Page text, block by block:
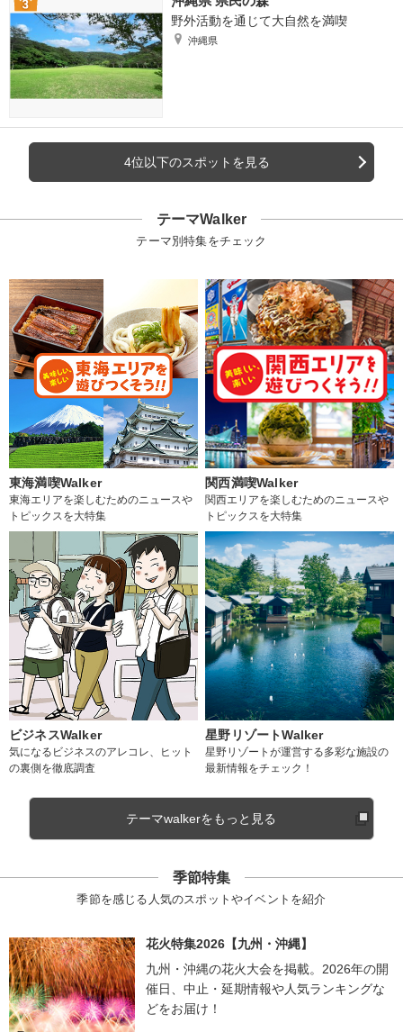
野外活動を通じて大自然を満喫
沖縄県
4位以下のスポットを見る
テーマWalker
テーマ別特集をチェック
東海満喫Walker
東海エリアを楽しむためのニュースや
トピックスを大特集
関西満喫Walker
関西エリアを楽しむためのニュースや
トピックスを大特集
ビジネスWalker
気になるビジネスのアレコレ、ヒット
の裏側を徹底調査
星野リゾートWalker
星野リゾートが運営する多彩な施設の
最新情報をチェック！
テーマwalkerをもっと見る
季節特集
季節を感じる人気のスポットやイベントを紹介
花火特集2026【九州・沖縄】
九州・沖縄の花火大会を掲載。2026年の開
催日、中止・延期情報や人気ランキングな
どをお届け！